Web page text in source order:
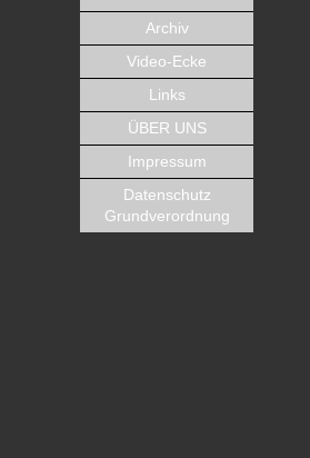
Archiv
Video-Ecke
Links
ÜBER UNS
Impressum
Datenschutz
Grundverordnung